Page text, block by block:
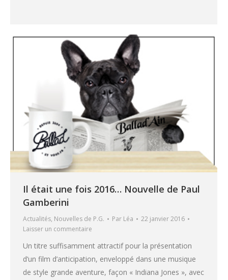
Il était une fois 2016… Nouvelle de Paul
Gamberini
Actualités, Nouvelles de P.G. Par Léa
22 janvier 2016
Laisser un commentaire
Un titre suffisamment attractif pour la présentation
d’un film d’anticipation, enveloppé dans une musique
de style grande aventure, façon « Indiana Jones », avec